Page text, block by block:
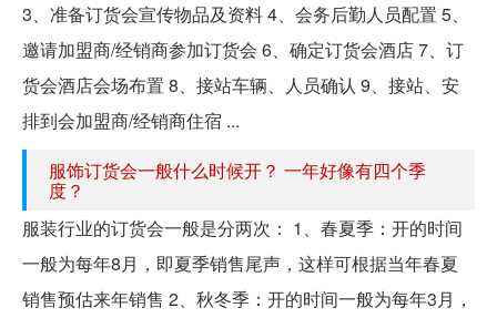
3、准备订货会宣传物品及资料 4、会务后勤人员配置 5、
邀请加盟商/经销商参加订货会 6、确定订货会酒店 7、订
货会酒店会场布置 8、接站车辆、人员确认 9、接站、安
排到会加盟商/经销商住宿 ...
服饰订货会一般什么时候开？ 一年好像有四个季
度？
服装行业的订货会一般是分两次： 1、春夏季：开的时间
一般为每年8月，即夏季销售尾声，这样可根据当年春夏
销售预估来年销售 2、秋冬季：开的时间一般为每年3月，